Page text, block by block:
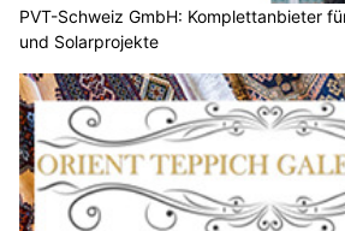
PVT-Schweiz GmbH: Komplettanbieter
und Solarprojekte